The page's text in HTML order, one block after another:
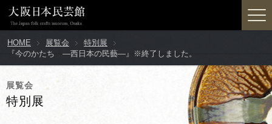
HOME 展覧会
特別展
『今のかたち ―西日本の民藝―』※終了しました。
展覧会
特別展